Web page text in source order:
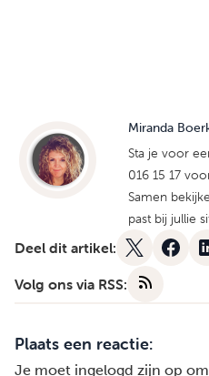
Miranda
Sta je voor
016 15 17
Samen
past bij jullie
Deel dit artikel:
Volg ons via RSS:
Plaats een reactie:
Je moet ingelogd zijn op